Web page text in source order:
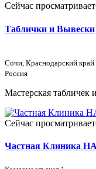
Сейчас
Таблички и Вывески
Сочи, Краснодарский край
Россия
Мастерская табличек
Сейчас
Частная Клиника